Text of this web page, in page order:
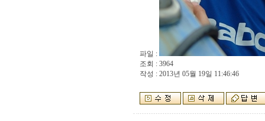
파일 :
조회 : 3964
작성 : 2013년 05월 19일 11:46:46